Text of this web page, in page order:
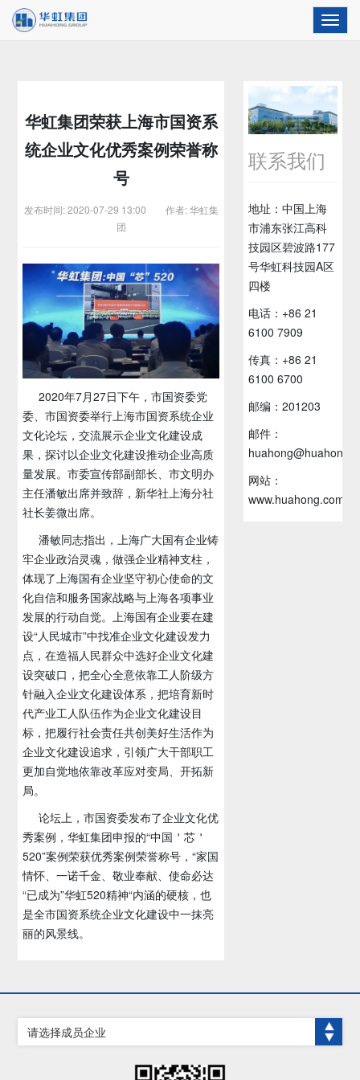
华虹集团荣获上海市国资系
统企业文化优秀案例荣誉称
号
发布时间: 2020-07-29 13:00 作者: 华虹集
团
2020年7月27日下午，市国资委党
委、市国资委举行上海市国资系统企业
文化论坛，交流展示企业文化建设成
果，探讨以企业文化建设推动企业高质
量发展。市委宣传部副部长、市文明办
主任潘敏出席并致辞，新华社上海分社
社长姜微出席。
潘敏同志指出，上海广大国有企业铸
牢企业政治灵魂，做强企业精神支柱，
体现了上海国有企业坚守初心使命的文
化自信和服务国家战略与上海各项事业
发展的行动自觉。上海国有企业要在建
设“人民城市”中找准企业文化建设发力
点，在造福人民群众中选好企业文化建
设突破口，把全心全意依靠工人阶级方
针融入企业文化建设体系，把培育新时
代产业工人队伍作为企业文化建设目
标，把履行社会责任共创美好生活作为
企业文化建设追求，引领广大干部职工
更加自觉地依靠改革应对变局、开拓新
局。
论坛上，市国资委发布了企业文化优
秀案例，华虹集团申报的“中国＇芯＇
520”案例荣获优秀案例荣誉称号，“家国
情怀、一诺千金、敬业奉献、使命必达
“已成为”华虹520精神“内涵的硬核，也
是全市国资系统企业文化建设中一抹亮
丽的风景线。
联系我们
地址：中国上海
市浦东张江高科
技园区碧波路177
号华虹科技园A区
四楼
电话：+86 21
6100 7909
传真：+86 21
6100 6700
邮编：201203
邮件：
网站：
www.huahong.com.cn
请选择成员企业